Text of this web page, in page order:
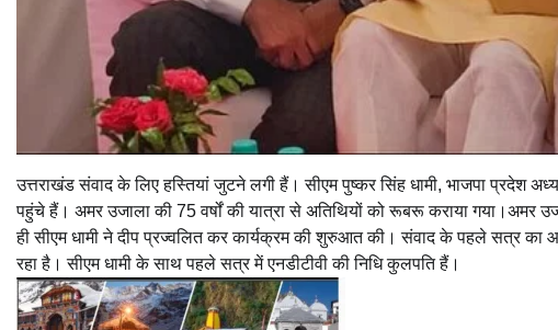
उत्तराखंड संवाद के लिए हस्तियां जुटने लगी हैं। सीएम पुष्कर सिंह धामी, भाजपा प्रदेश
पहुंचे हैं। अमर उजाला की 75 वर्षों की यात्रा से अतिथियों को रूबरू कराया गया।अमर
ही सीएम धामी ने दीप प्रज्वलित कर कार्यक्रम की शुरुआत की। संवाद के पहले सत्र का
रहा है। सीएम धामी के साथ पहले सत्र में एनडीटीवी की निधि कुलपति हैं।